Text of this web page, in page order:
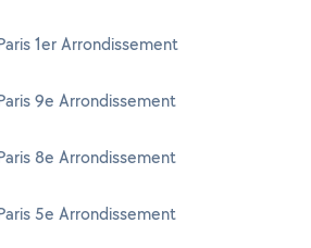
1er Arrondissement
9e Arrondissement
8e Arrondissement
5e Arrondissement